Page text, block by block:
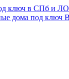
ключ в СПб и ЛО
дома под ключ